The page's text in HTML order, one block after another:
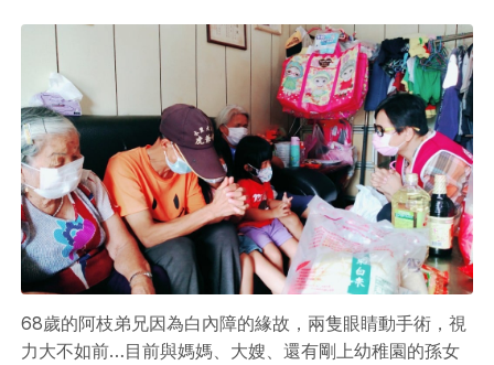
68歲的阿枝弟兄因為白內障的緣故，兩隻眼睛動手術，視
力大不如前…目前與媽媽、大嫂、還有剛上幼稚園的孫女